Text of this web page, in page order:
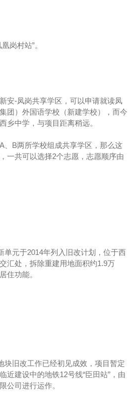
岗村站”。
安-凤岗共享学区，可以申请就读凤
团）外国语学校（新建学校），而今
乡中学，与项目距离稍远。
、B两所学校组成共享学区，那么这
一共可以选择2个志愿，志愿顺序由
单元于2014年列入旧改计划，位于西
汇处，拆除重建用地面积约1.9万
住功能。
块旧改工作已经初见成效，项目暂定
近建设中的地铁12号线“臣田站”，由
公司进行运作。